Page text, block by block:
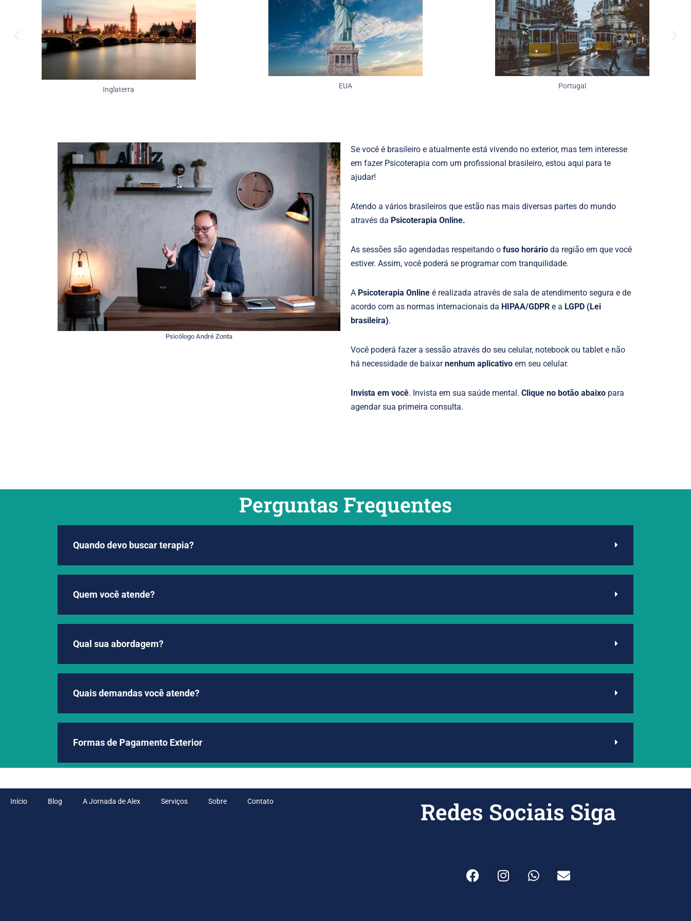
Inglaterra EUA Portugal
Psicólogo André Zonta
Se você é brasileiro e atualmente está vivendo no exterior, mas tem interesse
em fazer Psicoterapia com um profissional brasileiro, estou aqui para te
ajudar!
Atendo a vários brasileiros que estão nas mais diversas partes do mundo
através da Psicoterapia Online.
As sessões são agendadas respeitando o fuso horário da região em que você
estiver. Assim, você poderá se programar com tranquilidade.
A Psicoterapia Online é realizada através de sala de atendimento segura e de
acordo com as normas internacionais da HIPAA/GDPR e a LGPD (Lei
brasileira).
Você poderá fazer a sessão através do seu celular, notebook ou tablet e não
há necessidade de baixarnenhum aplicativo em seu celular.
Invista em você. Invista em sua saúde mental. Clique no botão abaixo para
agendar sua primeira consulta.
Perguntas Frequentes
Quando devo buscar terapia?
Quem você atende?
Qual sua abordagem?
Quais demandas você atende?
Formas de Pagamento Exterior
Início Blog A Jornada de Alex Serviços Sobre Contato Redes Sociais Siga